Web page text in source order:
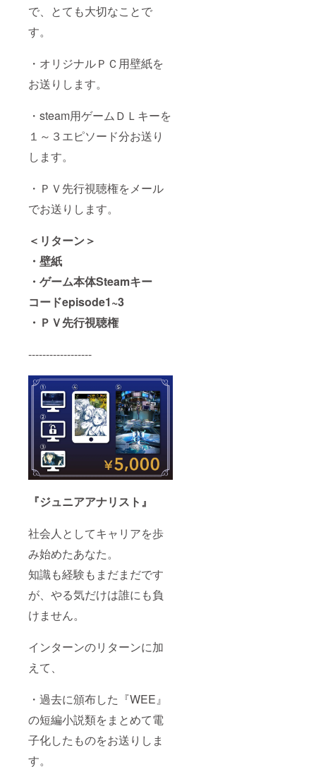
で、とても大切なことで
す。
・オリジナルＰＣ用壁紙を
お送りします。
・steam用ゲームＤＬキーを
１～３エピソード分お送り
します。
・ＰＶ先行視聴権をメール
でお送りします。
＜リターン＞
・壁紙
・ゲーム本体Steamキー
コードepisode1~3
・ＰＶ先行視聴権
------------------
『ジュニアアナリスト』
社会人としてキャリアを歩
み始めたあなた。
知識も経験もまだまだです
が、やる気だけは誰にも負
けません。
インターンのリターンに加
えて、
・過去に頒布した『WEE』
の短編小説類をまとめて電
子化したものをお送りしま
す。